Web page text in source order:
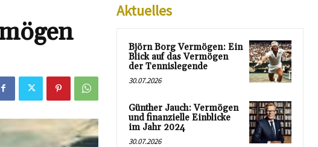
Aktuelles
Björn Borg Vermögen: Ein
Blick auf das Vermögen
der Tennislegende
30.07.2026
Günther Jauch: Vermögen
und finanzielle Einblicke
im Jahr 2024
30.07.2026